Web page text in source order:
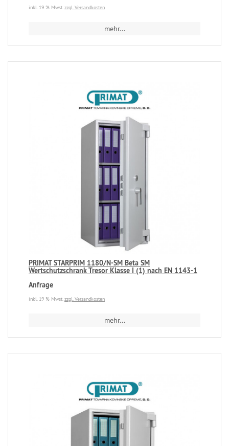
inkl. 19 % Mwst.zzgl. Versandkosten
mehr...
PRIMAT STARPRIM 1180/N-SM Beta SM
Wertschutzschrank Tresor Klasse I (1) nach EN 1143-1
Anfrage
inkl. 19 % Mwst.zzgl. Versandkosten
mehr...